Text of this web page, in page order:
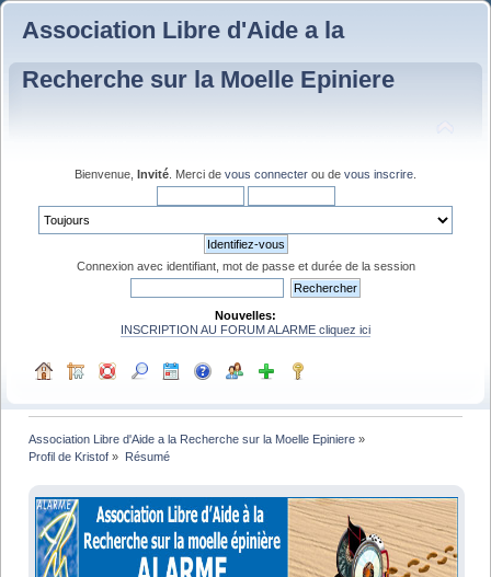
Association Libre d'Aide a la
Recherche sur la Moelle Epiniere
Bienvenue, Invité . Merci de vous connecter ou de vous inscrire
Connexion avec identifiant, mot de passe et durée de la session
Nouvelles:
INSCRIPTION AU FORUM ALARME cliquez ici
Association Libre d'Aide a la Recherche sur la Moelle Epiniere »
Profil de Kristof » Résumé